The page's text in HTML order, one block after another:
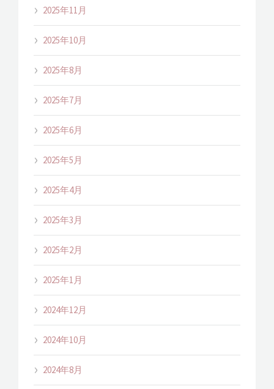
2025年11月
2025年10月
2025年8月
2025年7月
2025年6月
2025年5月
2025年4月
2025年3月
2025年2月
2025年1月
2024年12月
2024年10月
2024年8月